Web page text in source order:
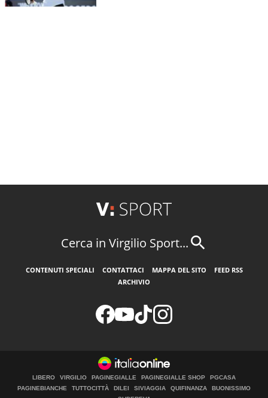
Cerca in Virgilio Sport...
CONTENUTI SPECIALI CONTATTACI MAPPA DEL SITO
FEED RSS
ARCHIVIO
LIBERO VIRGILIO PAGINEGIALLE PAGINEGIALLE SHOP
PGCASA
PAGINEBIANCHE
TUTTOCITTÀ DILEI SIVIAGGIA QUIFINANZA
BUONISSIMO